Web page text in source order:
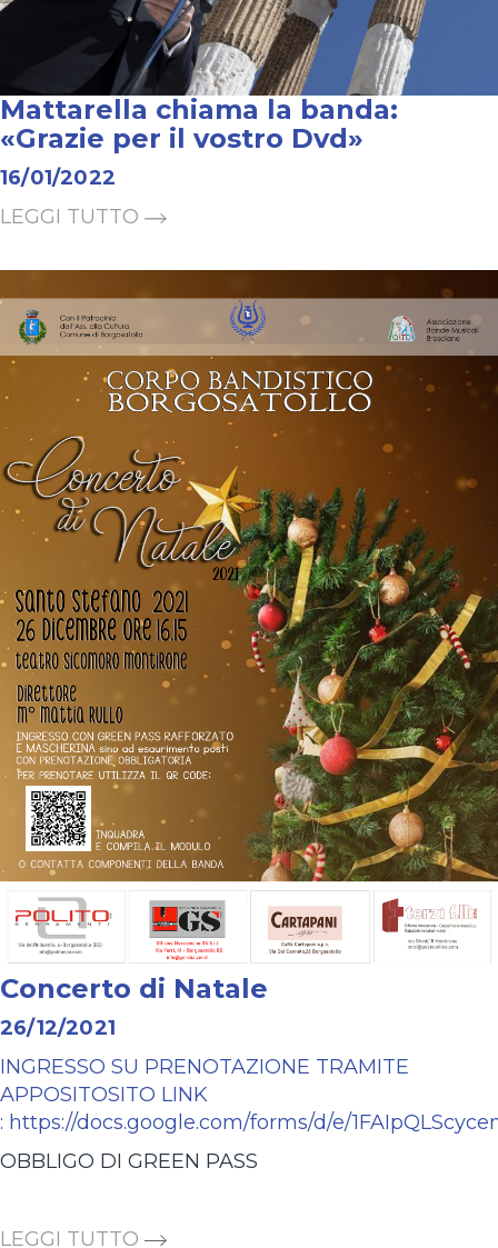
Mattarella chiama la banda:
«Grazie per il vostro Dvd»
16/01/2022
LEGGI TUTTO
Concerto di Natale
26/12/2021
INGRESSO SU PRENOTAZIONE TRAMITE
APPOSITOSITO LINK
: https://docs.google.com/forms/d/e/
OBBLIGO DI GREEN PASS
LEGGI TUTTO